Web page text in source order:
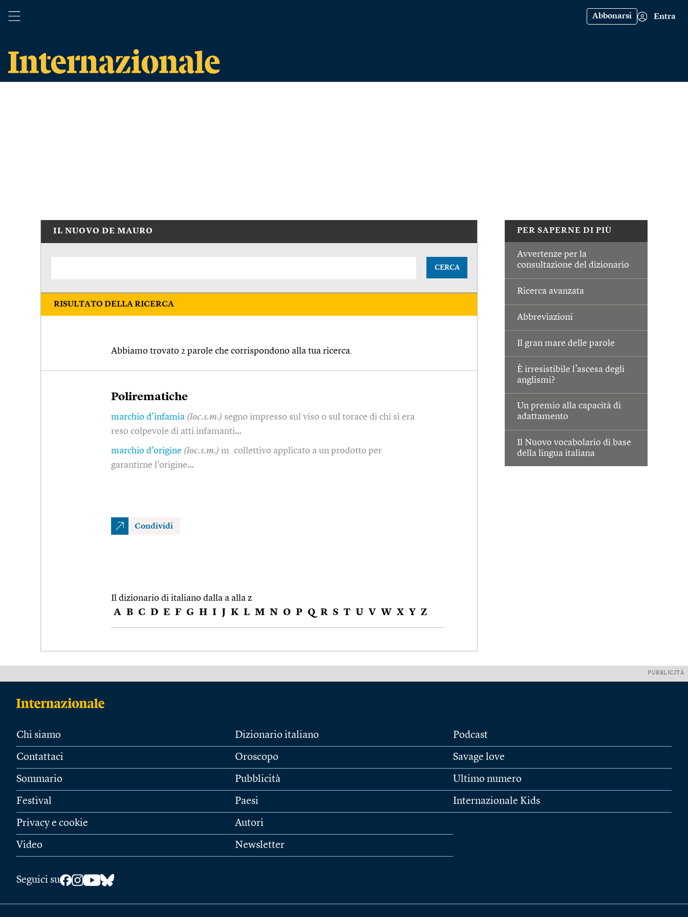
Abbonarsi Entra
PER SAPERNE DI PIÙ
Avvertenze per la
consultazione del dizionario
Ricerca avanzata
Abbreviazioni
Il gran mare delle parole
È irresistibile l’ascesa degli
anglismi?
Un premio alla capacità di
adattamento
Il Nuovo vocabolario di base
della lingua italiana
IL NUOVO DE MAURO
CERCA
RISULTATO DELLA RICERCA
Abbiamo trovato 2 parole che corrispondono alla tua ricerca.
Polirematiche
marchio d'infamia (loc.s.m.) segno impresso sul viso o sul torace di chi si era
reso colpevole di atti infamanti…
marchio d'origine (loc.s.m.) m. collettivo applicato a un prodotto per
garantirne l'origine…
Condividi
Il dizionario di italiano dalla a alla z
A B C D E F G H I J K L M N O P Q R S T U V W X Y Z
PUBBLICITÀ
Chi siamo
Contattaci
Sommario
Festival
Privacy e cookie
Video
Dizionario italiano
Oroscopo
Pubblicità
Paesi
Autori
Newsletter
Podcast
Savage love
Ultimo numero
Internazionale Kids
Seguici su